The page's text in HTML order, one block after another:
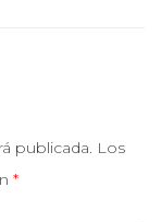
publicada. Los
*